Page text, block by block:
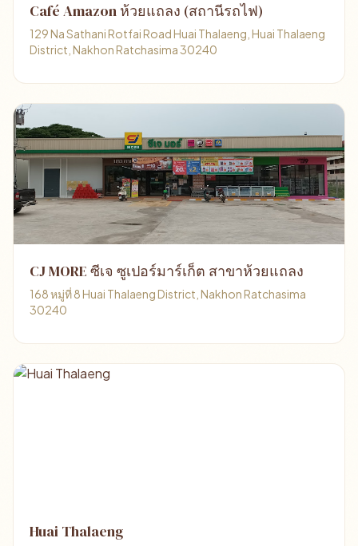
Café Amazon ห้วยแถลง (สถานีรถไฟ)
129 Na Sathani Rotfai Road Huai Thalaeng, Huai Thalaeng
District, Nakhon Ratchasima 30240
CJ MORE ซีเจ ซูเปอร์มาร์เก็ต สาขาห้วยแถลง
168 หมู่ที่ 8 Huai Thalaeng District, Nakhon Ratchasima
30240
Huai Thalaeng